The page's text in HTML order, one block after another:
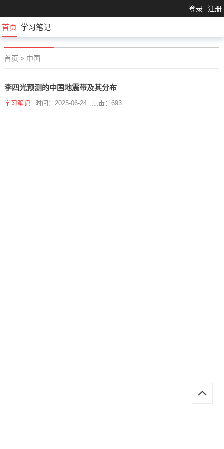
登录 注册
首页 学习笔记
首页 > 中国
李四光预测的中国地震带及其分布
学习笔记 时间：2025-06-24 点击：693